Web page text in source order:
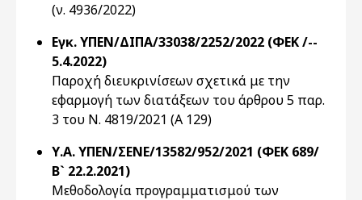
(ν. 4936/2022)
Εγκ. ΥΠΕΝ/ΔΙΠΑ/33038/2252/2022 (ΦΕΚ /--
5.4.2022)
Παροχή διευκρινίσεων σχετικά με την
εφαρμογή των διατάξεων του άρθρου 5 παρ.
3 του Ν. 4819/2021 (A 129)
Υ.Α. ΥΠΕΝ/ΣΕΝΕ/13582/952/2021 (ΦΕΚ 689/
Β` 22.2.2021)
Μεθοδολογία προγραμματισμού των